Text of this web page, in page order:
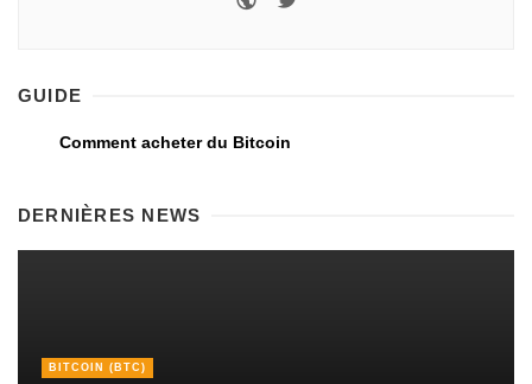
GUIDE
Comment acheter du Bitcoin
DERNIÈRES NEWS
BITCOIN (BTC)